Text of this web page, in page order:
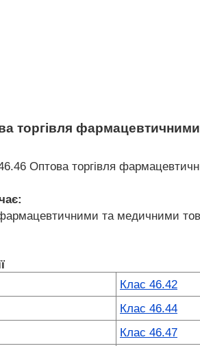
торгівля
Оптова торгівля
та медичними
Клас 46.42
Клас 46.44
Клас 46.47